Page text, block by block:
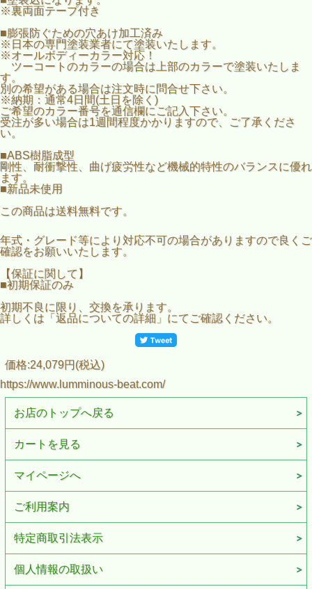
剛性、耐衝撃性、曲げ疲労性など機械的特性のバランスに優
れます。
■新品未使用
※裏両面テープ付き
■膨張防ぐための穴あけ加工済み
※日本の専門塗装業者にて塗装いたします。
※オールボディーカラー対応！
ツーコートのカラーの場合は上部のカラーで塗装いたしま
す。
別の希望がある場合は注文時に問合せ下さい。
※納期：通常4日間(土日を除く)
ご希望のカラー番号を通信欄にご記入下さい。
受注が多い場合は1週間程度かかりますので、ご了承くださ
い。
■ABS樹脂成型
剛性、耐衝撃性、曲げ疲労性など機械的特性のバランスに優れ
ます。
■新品未使用
この商品は送料無料です。
年式・グレード等により対応不可の場合がありますので良くご
確認をお願いいたします。
【保証に関して】
■初期保証のみ
初期不良に限り、交換を承ります。
詳しくは「返品についての詳細」にてご確認ください。
価格:24,079円(税込)
https://www.lumminous-beat.com/
お店のトップへ戻る
カートを見る
マイページへ
ご利用案内
特定商取引法表示
個人情報の取扱い